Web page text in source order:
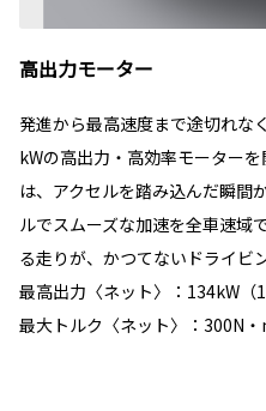
高出力モーター
発進から最高速度まで途切れな
kWの高出力・高効率モーター
は、アクセルを踏み込んだ瞬間
ルでスムーズな加速を全車速域
る走りが、かつてないドライビ
最高出力〈ネット〉：134kW（
最大トルク〈ネット〉：300N